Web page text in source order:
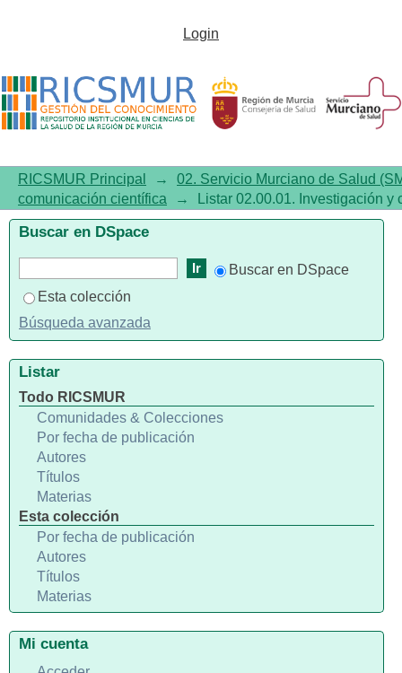
Listar02.00.01. Investigación y
tema "Trastorno de Pánico"
Login
RICSMUR Principal →
02. Servicio Murciano de Salud
comunicación científica
→ Listar 02.00.01. Investigación
Buscar en DSpace
Buscar en DSpace
Esta colección
Búsqueda avanzada
Listar
Todo RICSMUR
Comunidades & Colecciones
Por fecha de publicación
Autores
Títulos
Materias
Esta colección
Por fecha de publicación
Autores
Títulos
Materias
Mi cuenta